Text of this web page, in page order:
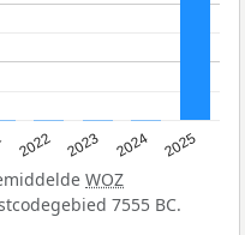
2022 2023 2024 2025
WOZ
7555 BC.